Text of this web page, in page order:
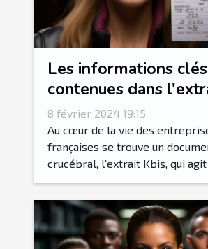
Les informations clés
contenues dans
8 février 2024 19:15
Au cœur de la vie des
françaises se trouve un
crucébral, l'extrait Kbis, qui agit